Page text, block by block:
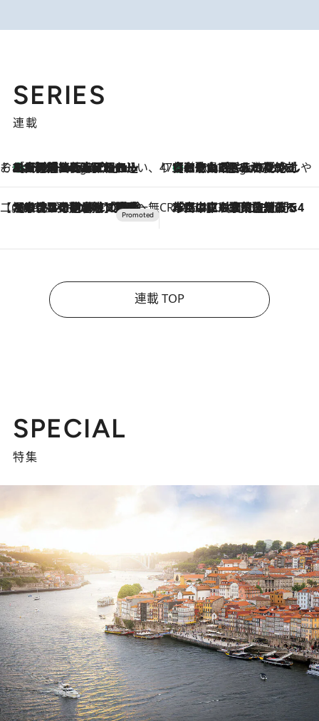
SERIES
連載
そおだよおこの関西おいしい、おやつ紀行8 Hours Ago
［大阪府箕面市］一皿一皿目の前で仕上げられる、料理を巧みに組み込んだアシェットデセールコース「ミチル アシェット デセール（Michiru assiette dessert）」 47都道府県の手みやげ ひんやりスイーツで夏を満喫
8 Hours Ago
【和歌山県】この夏絶対食べたい 冷やしておいしいおやつ3選 みかんがごろっと丸ごと入ったジュレ
【CREA×星野リゾート】唯一無二。癒しと発見が待つ場所へ
2026.8.7
【トンボの足水浴】ヒノキの香りに包まれて涼感マックス！約13℃の湧水かけ流しを避暑地「星野温泉 トンボの湯」で体験 CREA'S CHOICE
2026.8.7
「立川にも歌舞伎があるんだよ」 片岡仁左衛門・市川中車ら豪華座組みで4年目の立川立飛歌舞伎へ
連載 TOP
SPECIAL
特集